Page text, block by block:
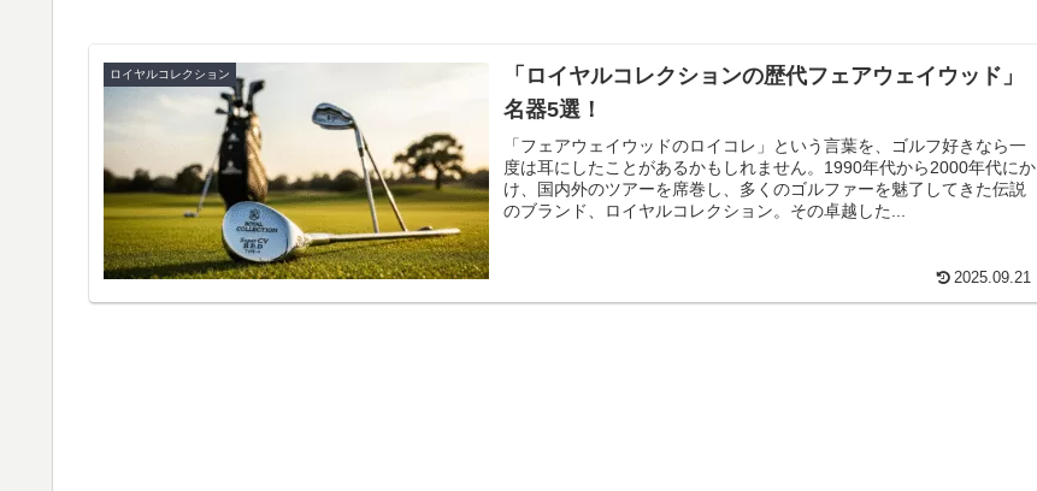
ロイヤルコレクション
「ロイヤルコレクションの歴代フェアウェイウッド」
名器5選！
「フェアウェイウッドのロイコレ」という言葉を、ゴルフ好きなら一
度は耳にしたことがあるかもしれません。1990年代から2000年代にか
け、国内外のツアーを席巻し、多くのゴルファーを魅了してきた伝説
のブランド、ロイヤルコレクション。その卓越した...
2025.09.21